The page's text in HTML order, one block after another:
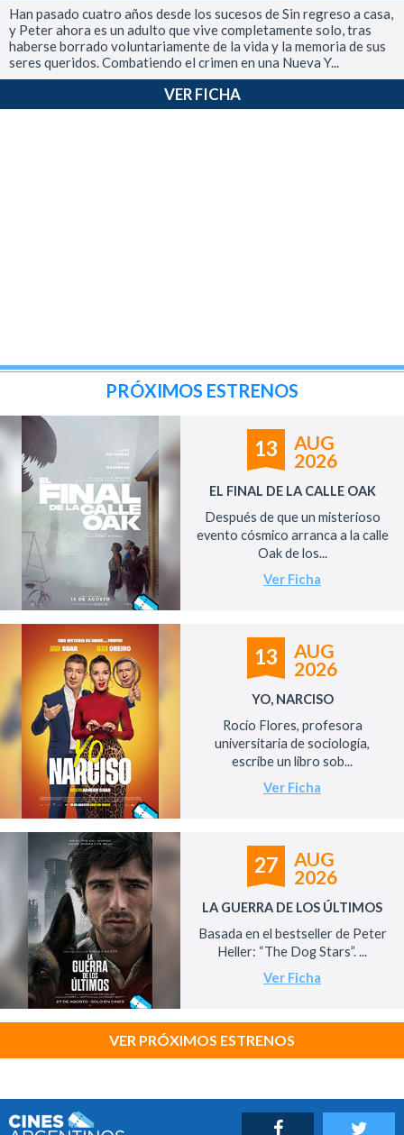
Han pasado cuatro años desde los sucesos de Sin regreso a casa,
y Peter ahora es un adulto que vive completamente solo, tras
haberse borrado voluntariamente de la vida y la memoria de sus
seres queridos. Combatiendo el crimen en una Nueva Y...
VER FICHA
PRÓXIMOS ESTRENOS
13
AUG
2026
EL FINAL DE LA CALLE OAK
Después de que un misterioso
evento cósmico arranca a la calle
Oak de los...
Ver Ficha
13
AUG
2026
YO, NARCISO
Rocío Flores, profesora
universitaria de sociología,
escribe un libro sob...
Ver Ficha
27
AUG
2026
LA GUERRA DE LOS ÚLTIMOS
Basada en el bestseller de Peter
Heller: “The Dog Stars”. ...
Ver Ficha
VER PRÓXIMOS ESTRENOS